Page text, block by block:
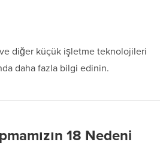
diğer küçük işletme teknolojileri
daha fazla bilgi edinin.
18 Nedeni